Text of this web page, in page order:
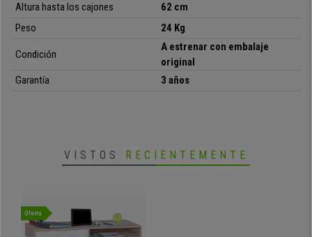
Altura hasta los cajones
62 cm
Peso
24 Kg
Condición
A estrenar con embalaje
original
Garantía
3 años
VISTOS RECIENTEMENTE
Oferta